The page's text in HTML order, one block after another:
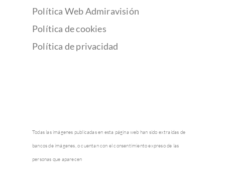
Política Web Admiravisión
Política de cookies
Política de privacidad
Todas las imágenes publicadas en esta página web han sido extraídas de
bancos de imágenes, o cuentan con el consentimiento expreso de las
personas que aparecen